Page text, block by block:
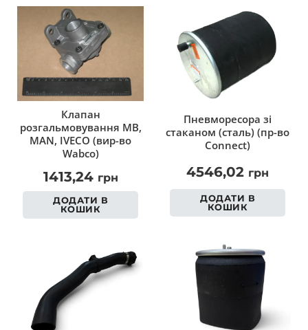
Клапан
розгальмовування MB,
MAN, IVECO (вир-во
Wabco)
1413,24 грн
ДОДАТИ В
КОШИК
Пневморесора зі
стаканом (сталь) (пр-во
Connect)
4546,02 грн
ДОДАТИ В
КОШИК